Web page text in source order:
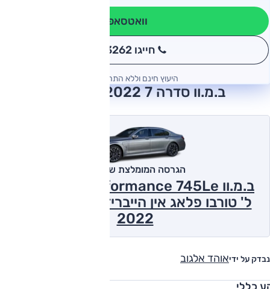
וואטסאפ
חייגו 3262
היעוץ חינם וללא התחייבות
ב.מ.וו סדרה 7 2022 חוות דעת
נבדק על ידיאוהד אלגוב
הגרסה המומלצת של אוטו
2022
כללי